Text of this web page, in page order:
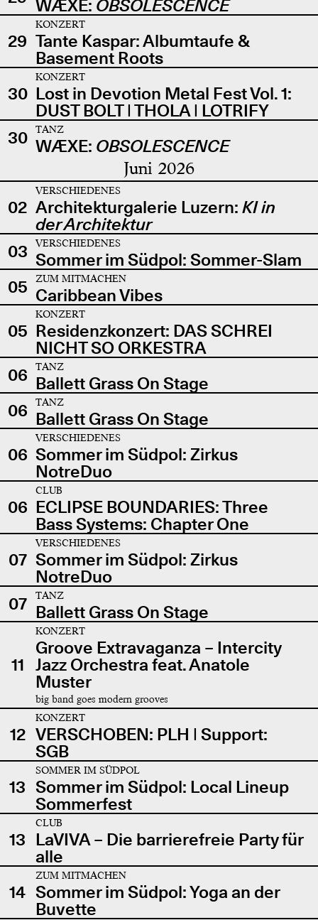
WÆXE: OBSOLESCENCE
29
KONZERT
Tante Kaspar: Albumtaufe &
Basement Roots
30
KONZERT
Lost in Devotion Metal Fest Vol. 1:
DUST BOLT | THOLA | LOTRIFY
30
TANZ
WÆXE: OBSOLESCENCE
Juni 2026
02
VERSCHIEDENES
Architekturgalerie Luzern: KI in
der Architektur
03
VERSCHIEDENES
Sommer im Südpol: Sommer-Slam
05
ZUM MITMACHEN
Caribbean Vibes
05
KONZERT
Residenzkonzert: DAS SCHREI
NICHT SO ORKESTRA
06
TANZ
Ballett Grass On Stage
06
TANZ
Ballett Grass On Stage
06
VERSCHIEDENES
Sommer im Südpol: Zirkus
NotreDuo
06
CLUB
ECLIPSE BOUNDARIES: Three
Bass Systems: Chapter One
07
VERSCHIEDENES
Sommer im Südpol: Zirkus
NotreDuo
07
TANZ
Ballett Grass On Stage
11
KONZERT
Groove Extravaganza – Intercity
Jazz Orchestra feat. Anatole
Muster
big band goes modern grooves
12
KONZERT
VERSCHOBEN: PLH | Support:
SGB
13
SOMMER IM SÜDPOL
Sommer im Südpol: Local Lineup
Sommerfest
13
CLUB
LaVIVA – Die barrierefreie Party für
alle
14
ZUM MITMACHEN
Sommer im Südpol: Yoga an der
Buvette